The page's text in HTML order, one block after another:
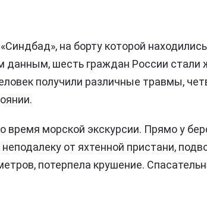
на борту которой
данным, шесть граждан России стали
получили различные травмы,
время морской экскурсии. Прямо у
от яхтенной пристани,
потерпела крушение.